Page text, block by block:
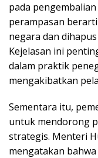
pada
perampasan
negara dan
Kejelasan ini
dalam praktik
mengakibatkan
Sementara itu,
untuk mendorong
strategis. Menteri
mengatakan